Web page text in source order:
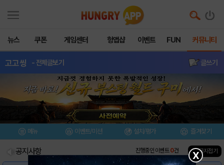
뉴스 쿠폰 게임센터 헝앱샵 이벤트 FUN 커뮤니티
고고씽 - 전체글보기 글쓰기
메뉴 이벤트/미션 설치/평가 즐겨찾기
공지사항 진행중인 이벤트0건 ▲ 공지접기
X